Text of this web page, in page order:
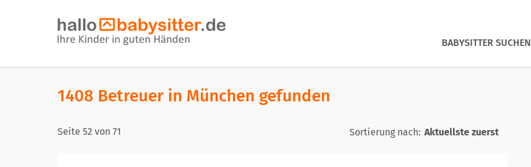
BABYSITTER SUCHEN
1408 Betreuer in München gefunden
Seite 52 von 71 Sortierung nach: